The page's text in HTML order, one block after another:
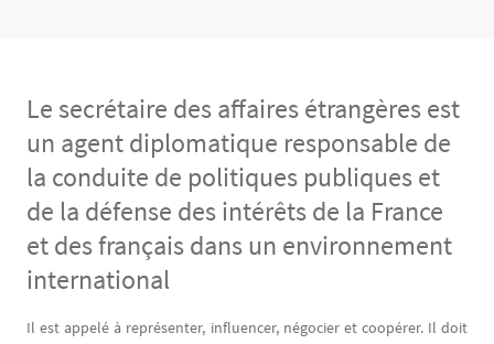
Le secrétaire des affaires étrangères est
un agent diplomatique responsable de
la conduite de politiques publiques et
de la défense des intérêts de la France
et des français dans un environnement
international
Contenu
Texte
Il est appelé à représenter, influencer, négocier et coopérer. Il doit